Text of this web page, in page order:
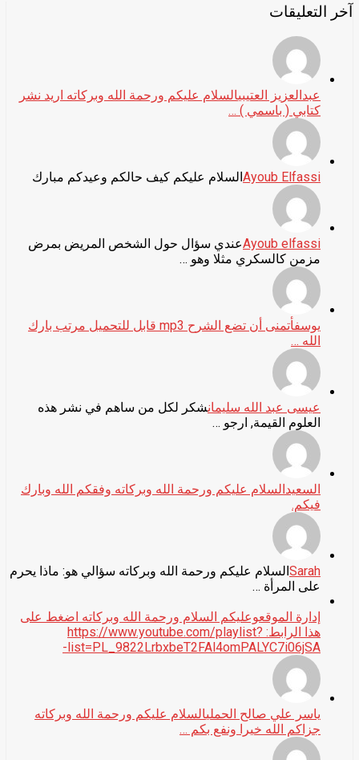
آخر التعليقات
عبدالعزيز العتيبيالسلام عليكم ورحمة الله وبركاته اريد نشر
كتابي ( باسمي ) …
Ayoub Elfassiالسلام عليكم كيف حالكم وعيدكم مبارك
Ayoub elfassiعندي سؤال حول الشخص المريض بمرض
مزمن كالسكري مثلا وهو …
يوسف
أتمنى أن تضع الشرح mp3 قابل للتحميل مرتب بارك
الله …
عيسى عبد الله سليمانشكر لكل من ساهم في نشر هذه
العلوم القيمة, ارجو …
السعيدالسلام عليكم ورحمة الله وبركاته وفقكم الله وبارك
فيكم.
Sarahالسلام عليكم ورحمة الله وبركاته سؤالي هو: ماذا يحرم
على المرأة …
إدارة الموقعوعليكم السلام ورحمة الله وبركاته اضغط على
هذا الرابط: https://www.youtube.com/playlist?
list=PL_9822LrbxbeT2FAl4omPALYC7i06jSA-
ياسر علي صالح الحمليالسلام عليكم ورحمة الله وبركاته
جزاكم الله خيرا ونفع بكم …